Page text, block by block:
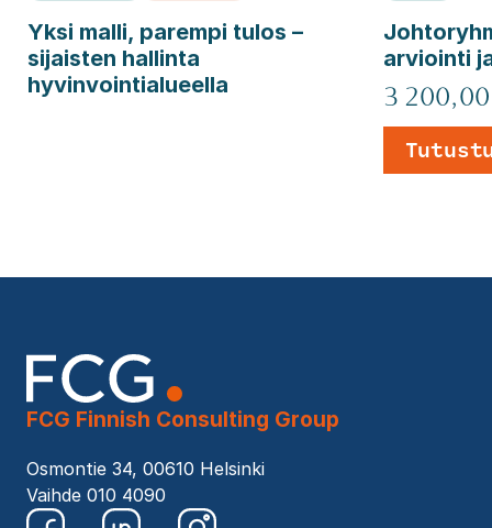
Yksi malli, parempi tulos –
sijaisten hallinta
hyvinvointialueella
arviointi
3
FCG Finnish Consulting Group
Osmontie 34, 00610 Helsinki
Vaihde 010 4090